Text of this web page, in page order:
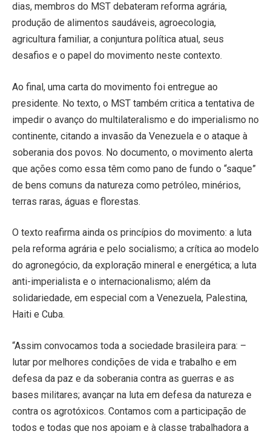
dias, membros do MST debateram reforma agrária,
produção de alimentos saudáveis, agroecologia,
agricultura familiar, a conjuntura política atual, seus
desafios e o papel do movimento neste contexto.
Ao final, uma carta do movimento foi entregue ao
presidente. No texto, o MST também critica a tentativa de
impedir o avanço do multilateralismo e do imperialismo no
continente, citando a invasão da Venezuela e o ataque à
soberania dos povos. No documento, o movimento alerta
que ações como essa têm como pano de fundo o “saque”
de bens comuns da natureza como petróleo, minérios,
terras raras, águas e florestas.
O texto reafirma ainda os princípios do movimento: a luta
pela reforma agrária e pelo socialismo; a crítica ao modelo
do agronegócio, da exploração mineral e energética; a luta
anti-imperialista e o internacionalismo; além da
solidariedade, em especial com a Venezuela, Palestina,
Haiti e Cuba.
“Assim convocamos toda a sociedade brasileira para: –
lutar por melhores condições de vida e trabalho e em
defesa da paz e da soberania contra as guerras e as
bases militares; avançar na luta em defesa da natureza e
contra os agrotóxicos. Contamos com a participação de
todos e todas que nos apoiam e à classe trabalhadora a